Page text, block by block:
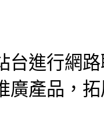
台進行網
廣產品，